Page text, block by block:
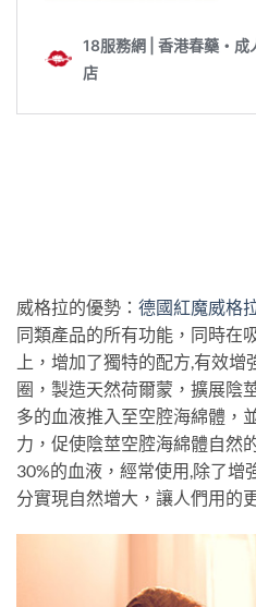
威格拉的優勢： 德國紅魔威格
同類產品的所有功能，同時在
上，增加了獨特的配方,有效
圈，製造天然荷爾蒙，擴展陰
多的血液推入至空腔海綿體，
力，促使陰莖空腔海綿體自然
30%的血液，經常使用,除了增
分實現自然增大，讓人們用的